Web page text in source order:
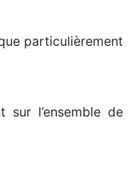
particulièrement
sur l’ensemble de